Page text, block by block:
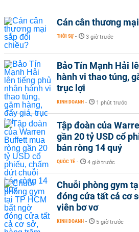
Cán cân thương
THỜI SỰ - 3 giờ trước
Bảo Tín Mạnh Hải
hành vi thao túng,
trục lợi
KINH DOANH - 1 phút trước
Tập đoàn của
gần 20 tỷ USD cổ
bán ròng 14 quý
QUỐC TẾ - 4 giờ trước
Chuỗi phòng gym
đóng cửa tất cả cơ
viên bơ vơ
KINH DOANH - 5 giờ trước